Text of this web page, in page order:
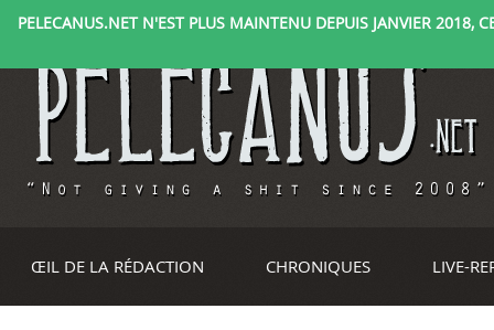
PELECANUS.NET N'EST PLUS MAINTENU DEPUIS JANVIER 2018,
ŒIL DE LA RÉDACTION CHRONIQUES LIVE-